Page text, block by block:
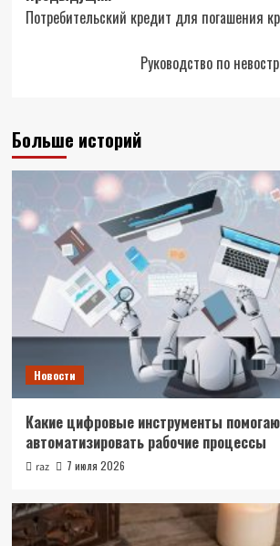
записи
Потребительский кредит для погашения
Руководство по
Больше историй
Новости
Какие цифровые инструменты
автоматизировать рабочие процессы
raz 7 июля 2026